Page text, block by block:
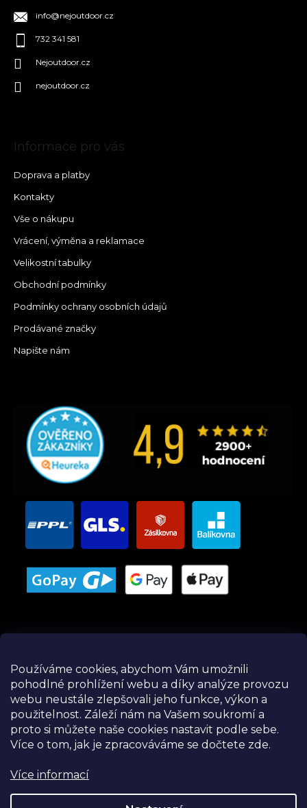
Používáme cookies, abychom Vám umožnili
pohodlné prohlížení webu a díky analýze provozu
webu neustále zlepšovali jeho funkce, výkon a
použitelnost. Záleží nám na Vašem soukromí a
proto si můžete naše cookies nastavit podle sebe.
Více o tom, jak je zpracováváme se dočtete zde.
Více informací
info@nejoutdoor.cz
732 341 581
Nejoutdoor.cz
nejoutdoor.cz
Informace pro vás
Doprava a platby
Kontakty
Vše o nákupu
Vrácení, výměna a reklamace
Velikostní tabulky
Obchodní podmínky
Podmínky ochrany osobních údajů
Prodávané značky
Napište nám
Instagram